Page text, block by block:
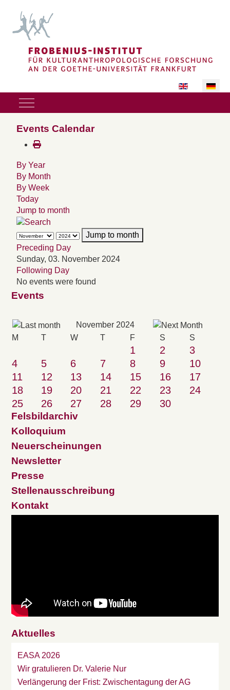
Sprache
Mobile Menu Toggle
Events Calendar
By Year
By Month
By Week
Today
Jump to month
Jump to month
Preceding Day
Sunday, 03. November 2024
Following Day
No events were found
Events
November 2024
M T W T F S S
1 2
3
4
5 6 7 8 9
10
11
12 13 14 15 16
17
18
19 20 21 22 23
24
25
26 27 28 29 30
Felsbildarchiv
Kolloquium
Neuerscheinungen
Newsletter
Presse
Stellenausschreibung
Kontakt
Aktuelles
EASA 2026
Wir gratulieren Dr. Valerie Nur
Verlängerung der Frist: Zwischentagung der AG